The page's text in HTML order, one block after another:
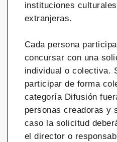
instituciones
extranjeras.
Cada persona
concursar con una
individual o colectiva.
participar de forma
categoría Difusión
personas creadoras y
caso la solicitud
el director o